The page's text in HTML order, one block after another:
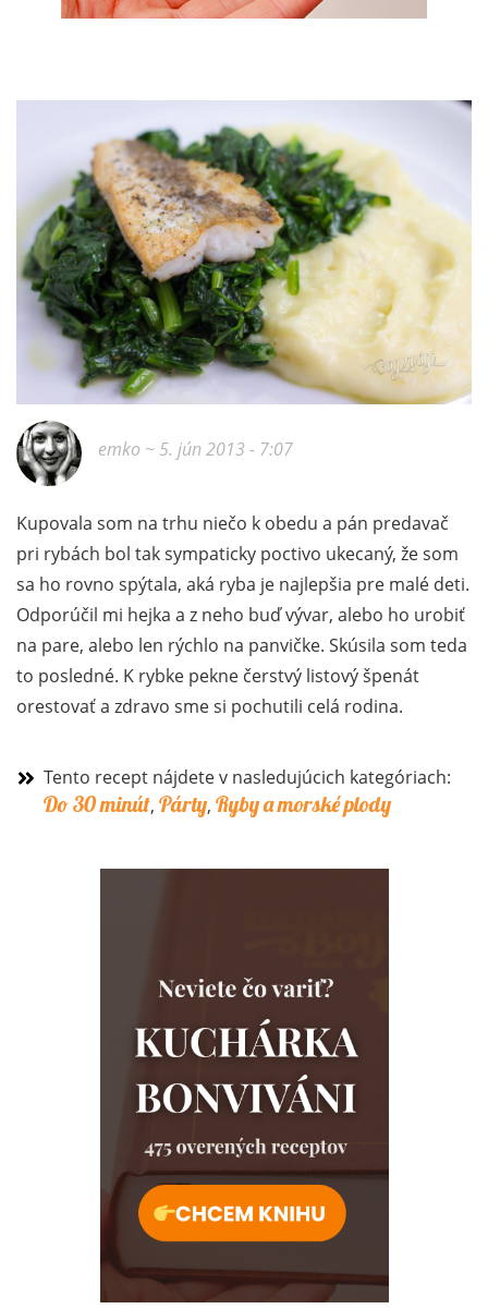
emko ~ 5. jún 2013 - 7:07
Kupovala som na trhu niečo k obedu a pán predavač
pri rybách bol tak sympaticky poctivo ukecaný, že som
sa ho rovno spýtala, aká ryba je najlepšia pre malé deti.
Odporúčil mi hejka a z neho buď vývar, alebo ho urobiť
na pare, alebo len rýchlo na panvičke. Skúsila som teda
to posledné. K rybke pekne čerstvý listový špenát
orestovať a zdravo sme si pochutili celá rodina.
Tento recept nájdete v nasledujúcich kategóriach:
Do 30 minút, Párty, Ryby a morské plody